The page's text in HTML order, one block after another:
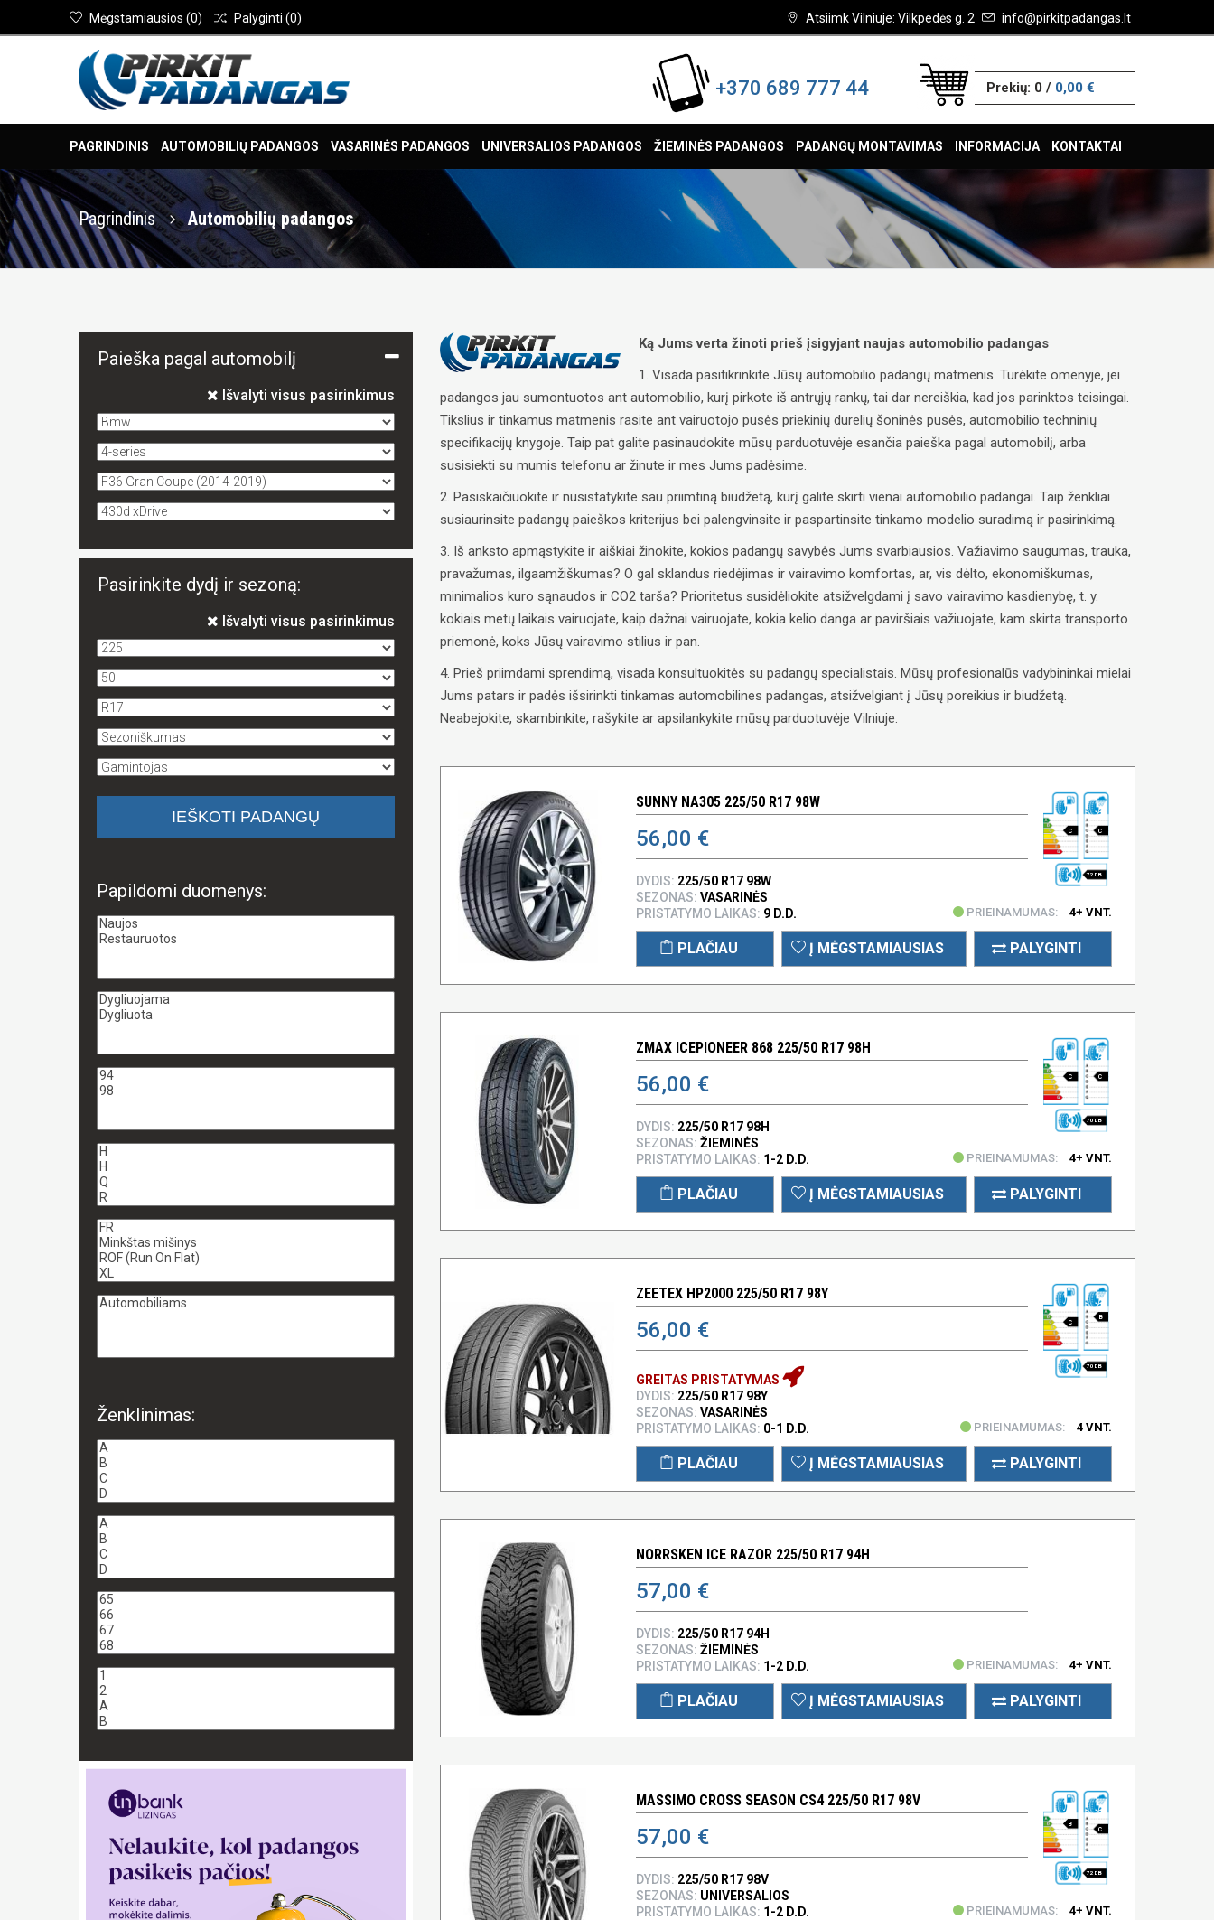
Atsiimk Vilniuje: Vilkpedės g. 2 info@pirkitpadangas.lt
Mėgstamiausios (0) Palyginti (0)
+370 689 777 44 Prekių: 0/ 0,00 €
PAGRINDINIS AUTOMOBILIŲ PADANGOS VASARINĖS PADANGOS UNIVERSALIOS PADANGOS ŽIEMINĖS PADANGOS PADANGŲ MONTAVIMAS INFORMACIJA KONTAKTAI
Pagrindinis Automobilių padangos
Paieška pagal automobilį
Išvalyti visus pasirinkimus
Pasirinkite dydį ir sezoną:
Išvalyti visus pasirinkimus
Papildomi duomenys:
Ženklinimas:
Ką Jums verta žinoti prieš įsigyjant naujas automobilio padangas
1. Visada pasitikrinkite Jūsų automobilio padangų matmenis. Turėkite omenyje, jei
padangos jau sumontuotos ant automobilio, kurį pirkote iš antrųjų rankų, tai dar nereiškia, kad jos parinktos teisingai.
Tikslius ir tinkamus matmenis rasite ant vairuotojo pusės priekinių durelių šoninės pusės, automobilio techninių
specifikacijų knygoje. Taip pat galite pasinaudokite mūsų parduotuvėje esančia paieška pagal automobilį, arba
susisiekti su mumis telefonu ar žinute ir mes Jums padėsime.
2. Pasiskaičiuokite ir nusistatykite sau priimtiną biudžetą, kurį galite skirti vienai automobilio padangai. Taip ženkliai
susiaurinsite padangų paieškos kriterijus bei palengvinsite ir paspartinsite tinkamo modelio suradimą ir pasirinkimą.
3. Iš anksto apmąstykite ir aiškiai žinokite, kokios padangų savybės Jums svarbiausios. Važiavimo saugumas, trauka,
pravažumas, ilgaamžiškumas? O gal sklandus riedėjimas ir vairavimo komfortas, ar, vis dėlto, ekonomiškumas,
minimalios kuro sąnaudos ir CO2 tarša? Prioritetus susidėliokite atsižvelgdami į savo vairavimo kasdienybę, t. y.
kokiais metų laikais vairuojate, kaip dažnai vairuojate, kokia kelio danga ar paviršiais važiuojate, kam skirta transporto
priemonė, koks Jūsų vairavimo stilius ir pan.
4. Prieš priimdami sprendimą, visada konsultuokitės su padangų specialistais. Mūsų profesionalūs vadybininkai mielai
Jums patars ir padės išsirinkti tinkamas automobilines padangas, atsižvelgiant į Jūsų poreikius ir biudžetą.
Neabejokite, skambinkite, rašykite ar apsilankykite mūsų parduotuvėje Vilniuje.
SUNNY NA305 225/50 R17 98W
56,00 € C C
72 DB
DYDIS: 225/50 R17 98W
SEZONAS: VASARINĖS
PRISTATYMO LAIKAS: 9 D.D. PRIEINAMUMAS: 4+ VNT.
PLAČIAU Į MĖGSTAMIAUSIAS PALYGINTI
ZMAX ICEPIONEER 868 225/50 R17 98H
56,00 € C C
70 DB
DYDIS: 225/50 R17 98H
SEZONAS: ŽIEMINĖS
PRISTATYMO LAIKAS: 1-2 D.D. PRIEINAMUMAS: 4+ VNT.
PLAČIAU Į MĖGSTAMIAUSIAS PALYGINTI
ZEETEX HP2000 225/50 R17 98Y
56,00 € C
B
70 DB
GREITAS PRISTATYMAS
DYDIS: 225/50 R17 98Y
SEZONAS: VASARINĖS
PRISTATYMO LAIKAS: 0-1 D.D. PRIEINAMUMAS: 4 VNT.
PLAČIAU Į MĖGSTAMIAUSIAS PALYGINTI
NORRSKEN ICE RAZOR 225/50 R17 94H
57,00 €
DYDIS: 225/50 R17 94H
SEZONAS: ŽIEMINĖS
PRISTATYMO LAIKAS: 1-2 D.D. PRIEINAMUMAS: 4+ VNT.
PLAČIAU Į MĖGSTAMIAUSIAS PALYGINTI
MASSIMO CROSS SEASON CS4 225/50 R17 98V
57,00 €
B
C
72 DB
DYDIS: 225/50 R17 98V
SEZONAS: UNIVERSALIOS
PRISTATYMO LAIKAS: 1-2 D.D. PRIEINAMUMAS: 4+ VNT.